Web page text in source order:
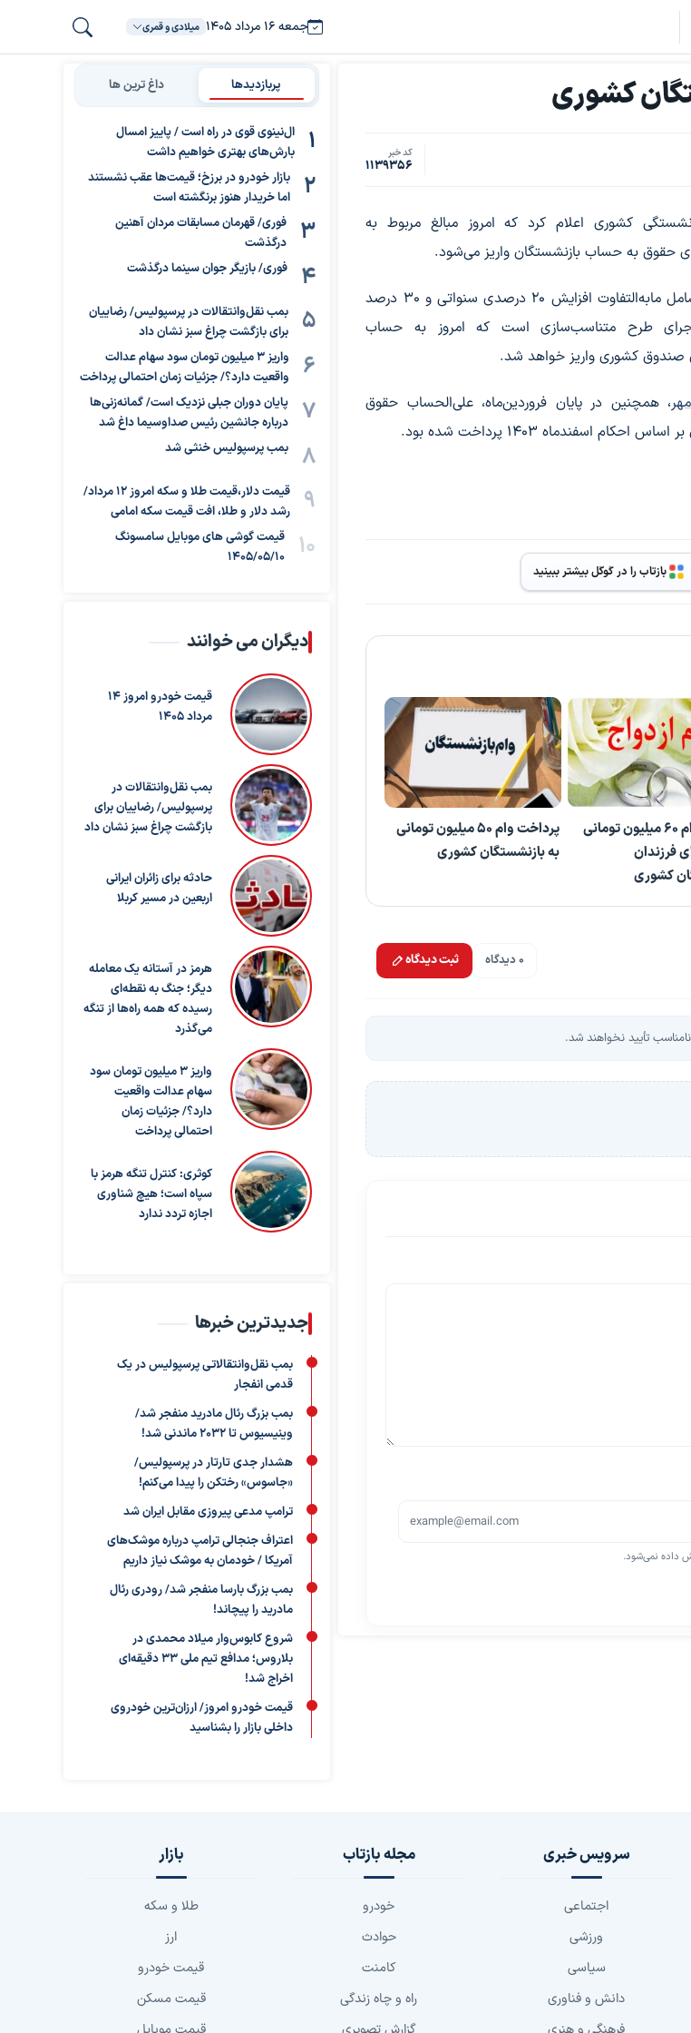
جمعه ۱۶ مرداد ۱۴۰۵ میلادی و قمری
کشوری
کد خبر
1139356
کشوری اعلام کرد که امروز مبالغ مربوط به
حقوق به حساب بازنشستگان واریز می‌شود.
این مبالغ شامل مابه‌التفاوت افزایش ۲۰ درصدی سنواتی و ۳۰ درصد
طرح متناسب‌سازی است که امروز به حساب
صندوق کشوری واریز خواهد شد.
مهر، همچنین در پایان فروردین‌ماه، علی‌الحساب حقوق
احکام اسفندماه ۱۴۰۳ پرداخت شده بود.
بازتاب را در گوگل بیشتر ببینید
ثبت‌نام وام ۶۰ میلیون تومانی
فرزندان
کشوری
پرداخت وام ۵۰ میلیون تومانی
به بازنشستگان کشوری
0 دیدگاه ثبت دیدگاه
تأیید نخواهند شد.
داده نمی‌شود.
پربازدیدها داغ ترین ها
ال‌نینوی قوی در راه است / پاییز امسال
بارش‌های بهتری خواهیم داشت
بازار خودرو در برزخ؛ قیمت‌ها عقب نشستند
اما خریدار هنوز برنگشته است
فوری/ قهرمان مسابقات مردان آهنین
درگذشت
فوری/ بازیگر جوان سینما درگذشت
بمب نقل‌وانتقالات در پرسپولیس/ رضاییان
برای بازگشت چراغ سبز نشان داد
واریز ۳ میلیون تومان سود سهام عدالت
واقعیت دارد؟/ جزئیات زمان احتمالی پرداخت
پایان دوران جبلی نزدیک است/ گمانه‌زنی‌ها
درباره جانشین رئیس صداوسیما داغ شد
بمب پرسپولیس خنثی شد
قیمت دلار،قیمت طلا و سکه امروز ۱۲ مرداد/
رشد دلار و طلا، افت قیمت سکه امامی
قیمت گوشی های موبایل سامسونگ
1405/05/10
دیگران می خوانند
قیمت خودرو امروز 14
مرداد 1405
بمب نقل‌وانتقالات در
پرسپولیس/ رضاییان برای
بازگشت چراغ سبز نشان داد
حادثه برای زائران ایرانی
اربعین در مسیر کربلا
هرمز در آستانه یک معامله
دیگر؛ جنگ به نقطه‌ای
رسیده که همه راه‌ها از تنگه
می‌گذرد
واریز ۳ میلیون تومان سود
سهام عدالت واقعیت
دارد؟/ جزئیات زمان
احتمالی پرداخت
کوثری: کنترل تنگه هرمز با
سپاه است؛ هیچ شناوری
اجازه تردد ندارد
جدیدترین خبرها
بمب نقل‌وانتقالاتی پرسپولیس در یک
قدمی انفجار
بمب بزرگ رئال مادرید منفجر شد/
وینیسیوس تا ۲۰۳۲ ماندنی شد!
هشدار جدی تارتار در پرسپولیس/
«جاسوس» رختکن را پیدا می‌کنم!
ترامپ مدعی پیروزی مقابل ایران شد
اعتراف جنجالی ترامپ درباره موشک‌های
آمریکا / خودمان به موشک نیاز داریم
بمب بزرگ بارسا منفجر شد/ رودری رئال
مادرید را پیچاند!
شروع کابوس‌وار میلاد محمدی در
بلاروس؛ مدافع تیم ملی ۳۳ دقیقه‌ای
اخراج شد!
قیمت خودرو امروز/ ارزان‌ترین خودروی
داخلی بازار را بشناسید
سرویس خبری
اجتماعی
ورزشی
سیاسی
دانش و فناوری
مجله بازتاب
خودرو
حوادث
کامنت
راه و چاه زندگی
بازار
طلا و سکه
ارز
قیمت خودرو
قیمت مسکن